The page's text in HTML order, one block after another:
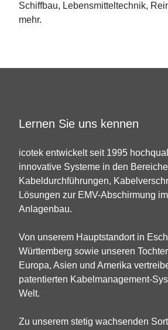
Schiffbau, Lebensmitteltechnik,
mehr.
Lernen Sie uns kennen
icotek entwickelt seit 1995
innovative Systeme in den
Kabeldurchführungen,
Lösungen zur EMV-Abschirmung
Anlagenbau.
Von unserem Hauptstandort in
Württemberg sowie unseren
Europa, Asien und Amerika
patentierten Kabelmanagement-
Welt.
Zu unserem stetig wachsenden